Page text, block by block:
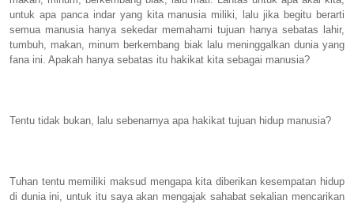
untuk apa panca indar yang kita manusia miliki, lalu jika begitu berarti
semua manusia hanya sekedar memahami tujuan hanya sebatas lahir,
tumbuh, makan, minum berkembang biak lalu meninggalkan dunia yang
fana ini. Apakah hanya sebatas itu hakikat kita sebagai manusia?
Tentu tidak bukan, lalu sebenarnya apa hakikat tujuan hidup manusia?
Tuhan tentu memiliki maksud mengapa kita diberikan kesempatan hidup
di dunia ini, untuk itu saya akan mengajak sahabat sekalian mencarikan